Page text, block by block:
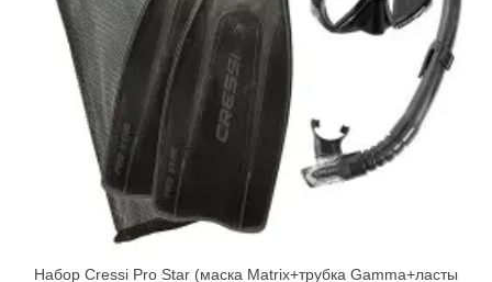
Набор Cressi Pro Star (маска Matrix+трубка Gamma+ласты